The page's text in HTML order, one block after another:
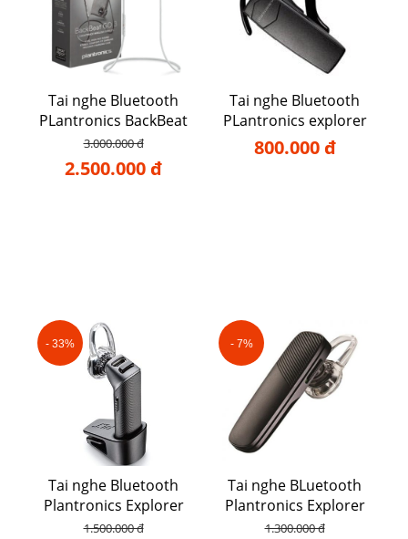
Tai nghe Bluetooth
PLantronics BackBeat
GO 3
3.000.000 đ
2.500.000 đ
Tai nghe Bluetooth
PLantronics explorer
10
800.000 đ
- 33%
Tai nghe Bluetooth
Plantronics Explorer
102
1.500.000 đ
- 7%
Tai nghe BLuetooth
Plantronics Explorer
500
1.300.000 đ